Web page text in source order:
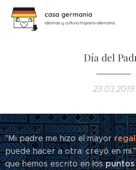
casa germania
idiomas y cultura hispano-alemana
Día del
23.03.2019
"Mi padre me hizo el mayor
puede hacer a otra: creyó en
que hemos escrito en los